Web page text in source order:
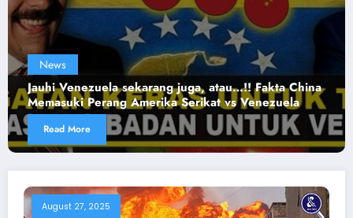
juga, atau…!! Fakta China
Serikat vs Venezuela
News
574 DRONE & 40 Rudal
Rusia Lancarkan
Read More
August 27, 2025